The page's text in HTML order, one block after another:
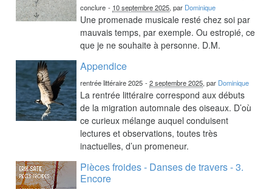
conclure - 10 septembre 2025, par Dominique
Une promenade musicale resté chez soi par
mauvais temps, par exemple. Ou estropié, ce
que je ne souhaite à personne. D.M.
Appendice
rentrée littéraire 2025 -2 septembre 2025, par Dominique
La rentrée littéraire correspond aux débuts
de la migration automnale des oiseaux. D’où
ce curieux mélange auquel conduisent
lectures et observations, toutes très
inactuelles, d’un promeneur.
Pièces froides - Danses de travers - 3.
Encore